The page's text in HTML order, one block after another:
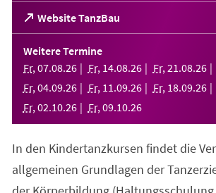
Website TanzBau
(Öffnet
in
einem
neuen
Tab)
Weitere Termine
Fr, 07.08.26 Fr, 14.08.26 Fr, 21 .08.26
Fr, 04.09.26 Fr, 11 .09.26 Fr, 18.09.26
Fr, 02.10.26 Fr, 09.10.26
In den Kindertanzkursen findet die
allgemeinen Grundlagen der